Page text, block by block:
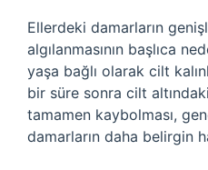
Ellerdeki damarların
algılanmasının başlıca
yaşa bağlı olarak cilt
bir süre sonra cilt
tamamen kaybolması,
damarların daha belirgin